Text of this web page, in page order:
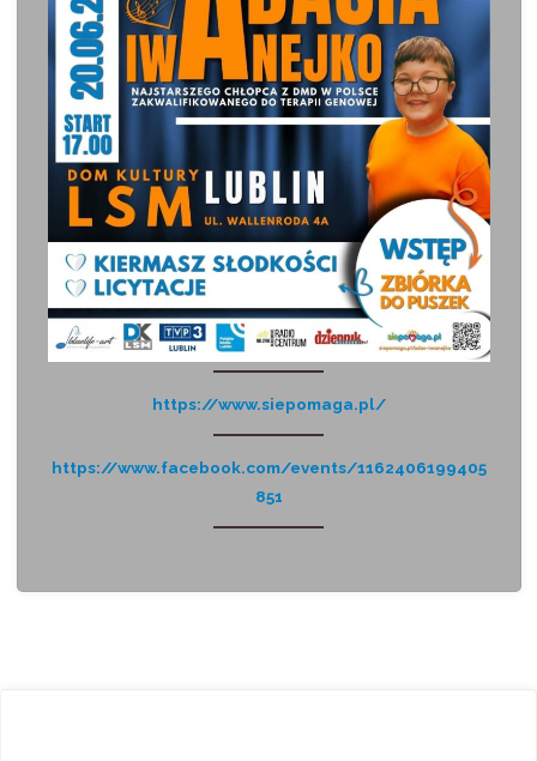
https://www.siepomaga.pl/
https://www.facebook.com/events/1162406199405
851